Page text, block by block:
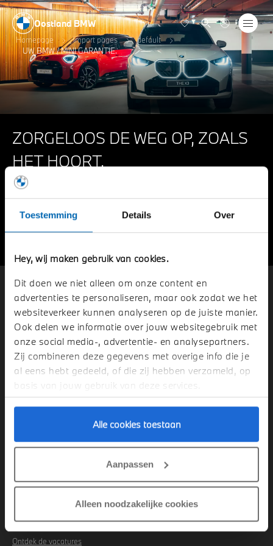
Toestemming Details Over
Hey, wij maken gebruik van cookies.
Dit doen we niet alleen om onze content en
advertenties te personaliseren, maar ook zodat we het
websiteverkeer kunnen analyseren op de juiste manier.
Ook delen we informatie over jouw websitegebruik met
onze social media-, advertentie- en analysepartners.
Zij combineren deze gegevens met overige info die je
al eens hebt gedeeld, of die zij hebben verzameld, op
basis van jouw gebruik van deze services.
Alle cookies toestaan
Aanpassen
Alleen noodzakelijke cookies
Oostland BMW
Homepage Import pages
default
UW BMW / MINI GARANTIE.
ZORGELOOS DE WEG OP, ZOALS
HET HOORT.
Oostland garantievoorwaarden voor uw BMW of
MINI occasion.
OOSTLAND BMW
Over Oostland BMW
Ontdek de vacatures